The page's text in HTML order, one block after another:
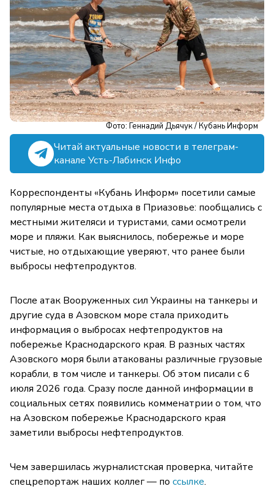
Фото: Геннадий Дьячук / Кубань Информ
Читай актуальные новости в телеграм-
канале Усть-Лабинск Инфо
Корреспонденты «Кубань Информ» посетили самые
популярные места отдыха в Приазовье: пообщались с
местными жителяси и туристами, сами осмотрели
море и пляжи. Как выяснилось, побережье и море
чистые, но отдыхающие уверяют, что ранее были
выбросы нефтепродуктов.
После атак Вооруженных сил Украины на танкеры и
другие суда в Азовском море стала приходить
информация о выбросах нефтепродуктов на
побережье Краснодарского края. В разных частях
Азовского моря были атакованы различные грузовые
корабли, в том числе и танкеры. Об этом писали с 6
июля 2026 года. Сразу после данной информации в
социальных сетях появились комменатрии о том, что
на Азовском побережье Краснодарского края
заметили выбросы нефтепродуктов.
Чем завершилась журналистская проверка, читайте
спецрепортаж наших коллег — по ссылке.